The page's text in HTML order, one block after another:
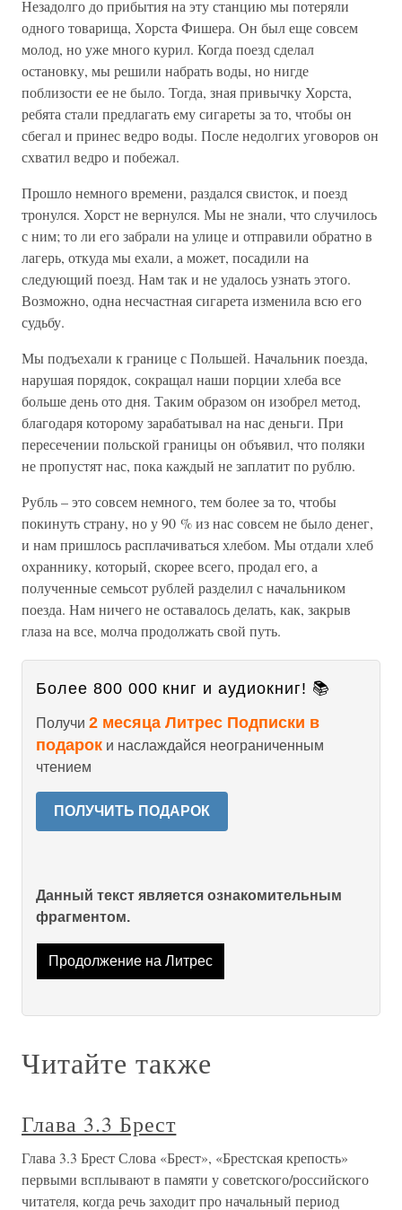
Незадолго до прибытия на эту станцию мы потеряли
одного товарища, Хорста Фишера. Он был еще совсем
молод, но уже много курил. Когда поезд сделал
остановку, мы решили набрать воды, но нигде
поблизости ее не было. Тогда, зная привычку Хорста,
ребята стали предлагать ему сигареты за то, чтобы он
сбегал и принес ведро воды. После недолгих уговоров он
схватил ведро и побежал.
Прошло немного времени, раздался свисток, и поезд
тронулся. Хорст не вернулся. Мы не знали, что случилось
с ним; то ли его забрали на улице и отправили обратно в
лагерь, откуда мы ехали, а может, посадили на
следующий поезд. Нам так и не удалось узнать этого.
Возможно, одна несчастная сигарета изменила всю его
судьбу.
Мы подъехали к границе с Польшей. Начальник поезда,
нарушая порядок, сокращал наши порции хлеба все
больше день ото дня. Таким образом он изобрел метод,
благодаря которому зарабатывал на нас деньги. При
пересечении польской границы он объявил, что поляки
не пропустят нас, пока каждый не заплатит по рублю.
Рубль – это совсем немного, тем более за то, чтобы
покинуть страну, но у 90 % из нас совсем не было денег,
и нам пришлось расплачиваться хлебом. Мы отдали хлеб
охраннику, который, скорее всего, продал его, а
полученные семьсот рублей разделил с начальником
поезда. Нам ничего не оставалось делать, как, закрыв
глаза на все, молча продолжать свой путь.
Более 800 000 книг и аудиокниг! 📚
Получи 2 месяца Литрес Подписки в
подарок и наслаждайся неограниченным
чтением
ПОЛУЧИТЬ ПОДАРОК
Данный текст является ознакомительным
фрагментом.
Продолжение на Литрес
Читайте также
Глава 3.3 Брест
Глава 3.3 Брест Слова «Брест», «Брестская крепость»
первыми всплывают в памяти у советского/российского
читателя, когда речь заходит про начальный период